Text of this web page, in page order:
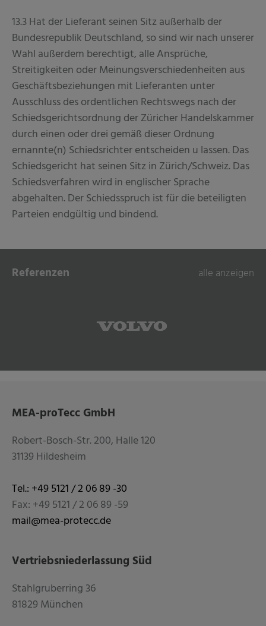
13.3 Hat der Lieferant seinen Sitz außerhalb der
Bundesrepublik Deutschland, so sind wir nach unserer
Wahl außerdem berechtigt, alle Ansprüche,
Streitigkeiten oder Meinungsverschiedenheiten aus
Geschäftsbeziehungen mit Lieferanten unter
Ausschluss des ordentlichen Rechtswegs nach der
Schiedsgerichtsordnung der Züricher Handelskammer
durch einen oder drei gemäß dieser Ordnung
ernannte(n) Schiedsrichter entscheiden u lassen. Das
Schiedsgericht hat seinen Sitz in Zürich/Schweiz. Das
Schiedsverfahren wird in englischer Sprache
abgehalten. Der Schiedsspruch ist für die beteiligten
Parteien endgültig und bindend.
Referenzen alle anzeigen
MEA-proTecc GmbH
Robert-Bosch-Str. 200, Halle 120
31139 Hildesheim
Tel.: +49 5121 / 2 06 89 -30
Fax: +49 5121 / 2 06 89 -59
mail@mea-protecc.de
Vertriebsniederlassung Süd
Stahlgruberring 36
81829 München